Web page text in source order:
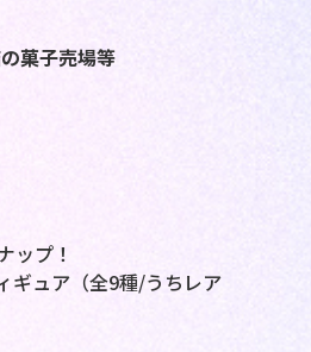
菓子売場等
ップ！
ギュア（全9種/うちレア